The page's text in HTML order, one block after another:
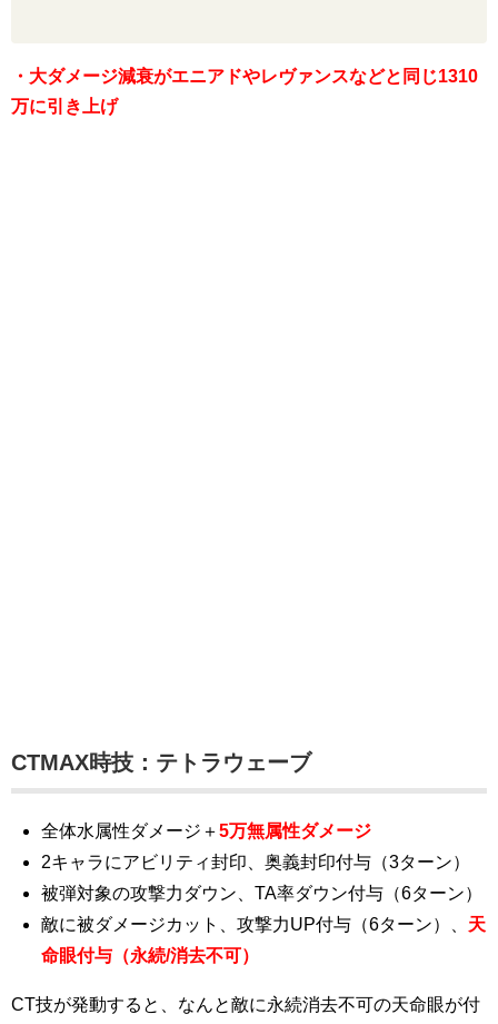
・大ダメージ減衰がエニアドやレヴァンスなどと同じ1310
万に引き上げ
CTMAX時技： テトラウェーブ
全体水属性ダメージ＋5万無属性ダメージ
2キャラにアビリティ封印、奥義封印付与（3ターン）
被弾対象の攻撃力ダウン、TA率ダウン付与（6ターン）
敵に被ダメージカット、攻撃力UP付与（6ターン）、 天
命眼付与（永続/消去不可）
CT技が発動すると、なんと敵に永続消去不可の天命眼が付